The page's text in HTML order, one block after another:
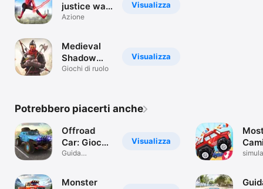
Visualizza
justice war
league
Azione
Visualizza
Medieval
Shadow
Archer
Giochi di ruolo
Potrebbero piacerti anche
Visualizza
Offroad
Car: Giochi
di Auto
Guida
Monster